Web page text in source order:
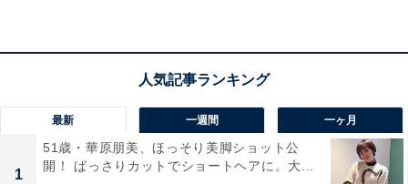
最新 一週間 一ヶ月
1
51歳・華原朋美、ほっそり美脚ショット公
開！ ばっさりカットでショートヘアに。大...